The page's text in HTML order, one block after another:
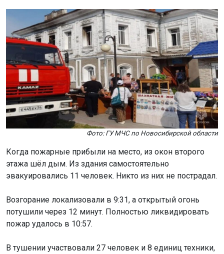
Фото: ГУ МЧС по Новосибирской области
Когда пожарные прибыли на место, из окон второго
этажа шёл дым. Из здания самостоятельно
эвакуировались 11 человек. Никто из них не пострадал.
Возгорание локализовали в 9:31, а открытый огонь
потушили через 12 минут. Полностью ликвидировать
пожар удалось в 10:57.
В тушении участвовали 27 человек и 8 единиц техники,